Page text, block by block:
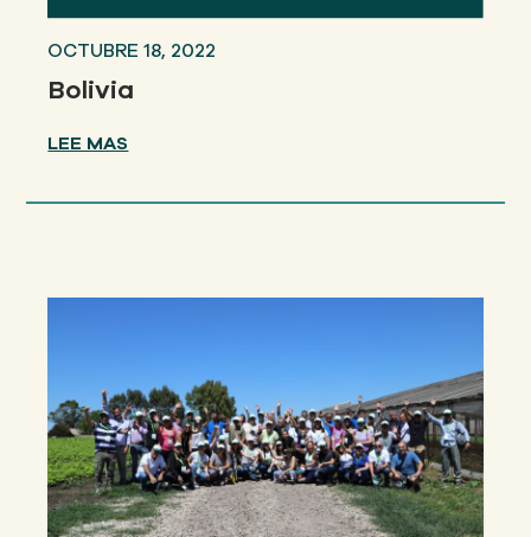
OCTUBRE 18, 2022
Bolivia
LEE MAS